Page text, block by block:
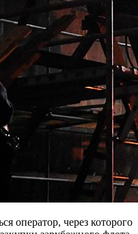
оператор, через которого